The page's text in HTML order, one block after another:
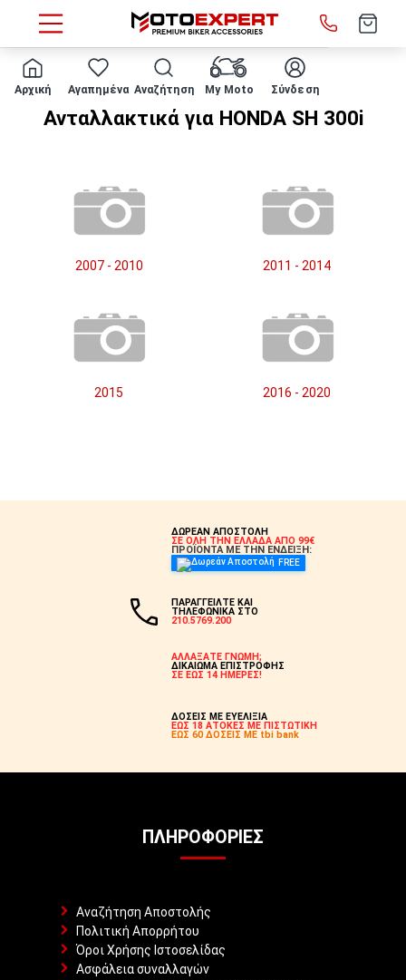
Αρχική Αγαπημένα Αναζήτηση My Moto Σύνδεση
HOME Μάρκα/μοντέλο HONDA SH 300i
Ανταλλακτικά για HONDA SH 300i
2007 - 2010 2011 - 2014
2015 2016 - 2020
ΔΩΡΕΑΝ ΑΠΟΣΤΟΛΗ
ΣΕ ΟΛΗ ΤΗΝ ΕΛΛΑΔΑ ΑΠΟ 99€
ΠΡΟΪΟΝΤΑ ΜΕ ΤΗΝ ΕΝΔΕΙΞΗ:
FREE
ΠΑΡΑΓΓΕΙΛΤΕ ΚΑΙ
ΤΗΛΕΦΩΝΙΚΑ ΣΤΟ
210.5769.200
ΑΛΛΑΞΑΤΕ ΓΝΩΜΗ;
ΔΙΚΑΙΩΜΑ ΕΠΙΣΤΡΟΦΗΣ
ΣΕ ΕΩΣ 14 ΗΜΕΡΕΣ!
ΔΟΣΕΙΣ ΜΕ ΕΥΕΛΙΞΙΑ
ΕΩΣ 18 ΑΤΟΚΕΣ ΜΕ ΠΙΣΤΩΤΙΚΗ
ΕΩΣ 60 ΔΟΣΕΙΣ ΜΕ tbi bank
ΠΛΗΡΟΦΟΡΊΕΣ
Αναζήτηση Αποστολής
Πολιτική Απορρήτου
Όροι Χρήσης Ιστοσελίδας
Ασφάλεια συναλλαγών